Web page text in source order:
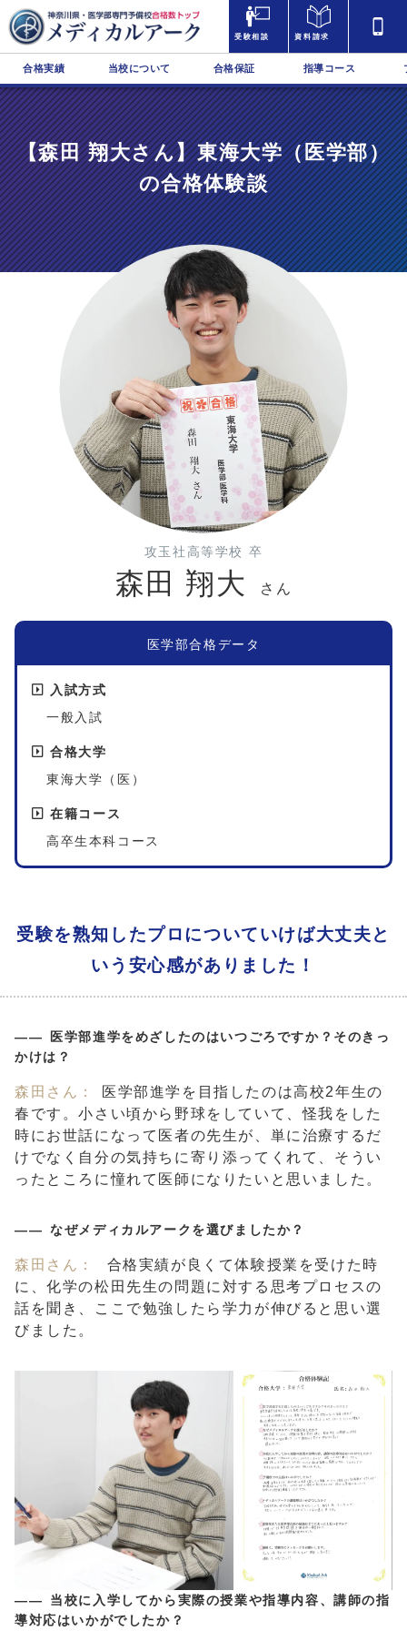
受験相談 資料請求
合格実績 当校について 合格保証 指導コース
【森田 翔大さん】東海大学（医学部）
の合格体験談
攻玉社高等学校 卒
森田 翔大 さん
医学部合格データ
入試方式
一般入試
合格大学
東海大学（医）
在籍コース
高卒生本科コース
受験を熟知したプロについていけば大丈夫と
いう安心感がありました！
医学部進学をめざしたのはいつごろですか？そのきっ
かけは？
森田さん：
医学部進学を目指したのは高校2年生の
春です。小さい頃から野球をしていて、怪我をした
時にお世話になって医者の先生が、単に治療するだ
けでなく自分の気持ちに寄り添ってくれて、そうい
ったところに憧れて医師になりたいと思いました。
なぜメディカルアークを選びましたか？
森田さん：
合格実績が良くて体験授業を受けた時
に、化学の松田先生の問題に対する思考プロセスの
話を聞き、ここで勉強したら学力が伸びると思い選
びました。
当校に入学してから実際の授業や指導内容、講師の指
導対応はいかがでしたか？